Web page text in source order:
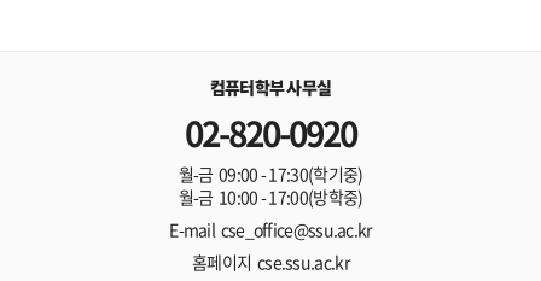
컴퓨터학부 사무실
02-820-0920
월-금 09:00 - 17:30(학기중)
월-금 10:00 - 17:00(방학중)
E-mail cse_office@ssu.ac.kr
홈페이지 cse.ssu.ac.kr